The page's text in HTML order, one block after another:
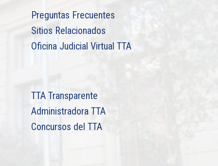
Preguntas Frecuentes
Sitios Relacionados
Oficina Judicial Virtual TTA
TTA Transparente
Administradora TTA
Concursos del TTA